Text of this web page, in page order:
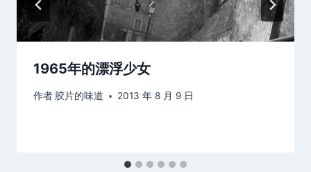
1965年的漂浮少女
作者 胶片的味道 2013 年 8 月 9 日